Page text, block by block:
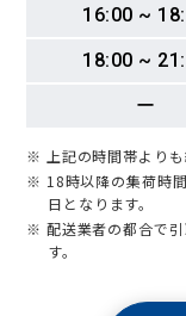
16:00 ~
18:00 ~
ー
※ 上記の時間帯よりも
※ 18時以降の集荷時
日となります。
※ 配送業者の都合で
す。